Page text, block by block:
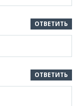
ОТВЕТИТЬ
ОТВЕТИТЬ